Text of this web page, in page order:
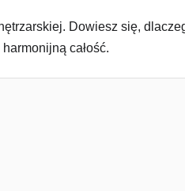
Dowiesz się,
całość.